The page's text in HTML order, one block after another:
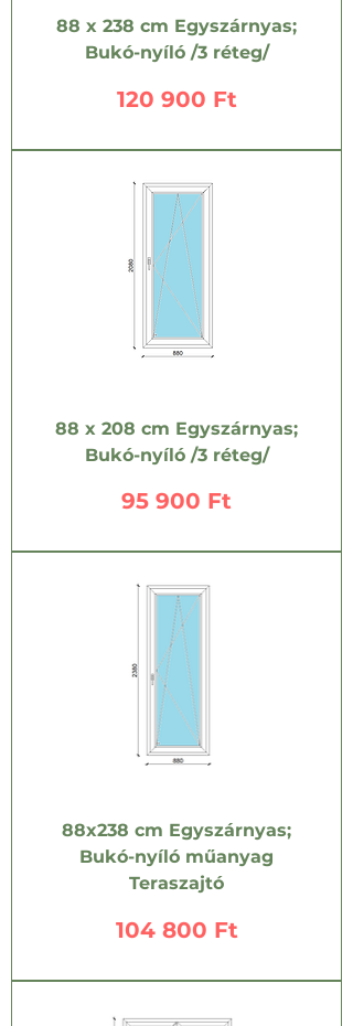
88 x 238 cm Egyszárnyas;
Bukó-nyíló /3 réteg/
Ár
120 900 Ft
88 x 208 cm Egyszárnyas;
Bukó-nyíló /3 réteg/
Ár
95 900 Ft
88x238 cm Egyszárnyas;
Bukó-nyíló műanyag
Teraszajtó
Ár
104 800 Ft